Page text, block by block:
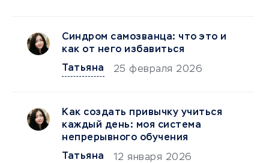
Синдром самозванца: что это и
как от него избавиться
Татьяна
25 февраля 2026
Как создать привычку учиться
каждый день: моя система
непрерывного обучения
Татьяна
12 января 2026